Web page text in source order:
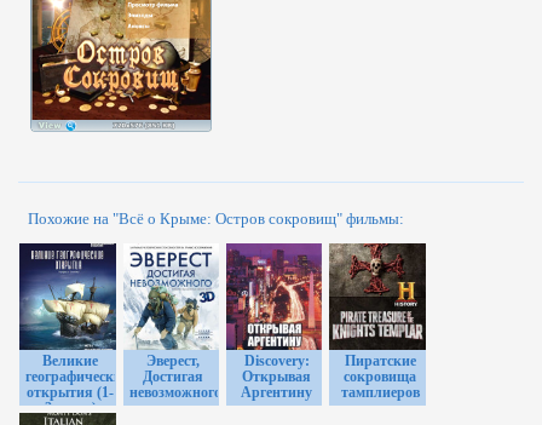
Похожие на "Всё о Крыме: Остров сокровищ" фильмы:
Великие
географические
открытия (1-
2 часть)
Эверест,
Достигая
невозможного
Discovery:
Открывая
Аргентину
Пиратские
сокровища
тамплиеров